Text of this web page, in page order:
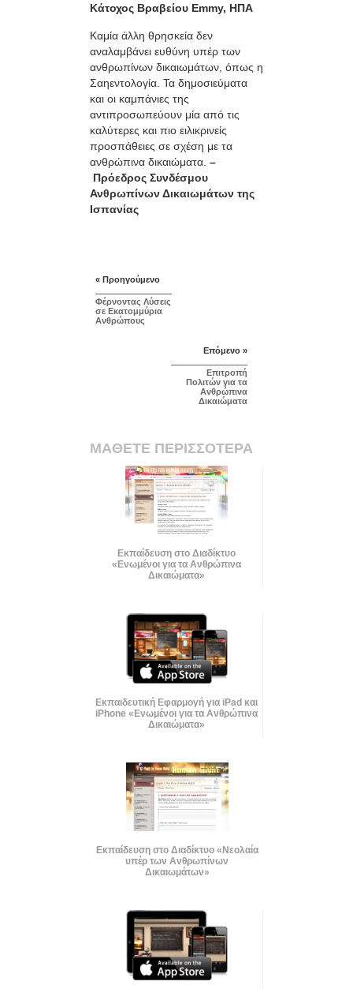
Κάτοχος Βραβείου Emmy, ΗΠΑ
Καμία άλλη θρησκεία δεν
αναλαμβάνει ευθύνη υπέρ των
ανθρωπίνων δικαιωμάτων, όπως η
Σαηεντολογία. Τα δημοσιεύματα
και οι καμπάνιες της
αντιπροσωπεύουν μία από τις
καλύτερες και πιο ειλικρινείς
προσπάθειες σε σχέση με τα
ανθρώπινα δικαιώματα. –
Πρόεδρος Συνδέσμου
Ανθρωπίνων Δικαιωμάτων της
Ισπανίας
« Προηγούμενο
Φέρνοντας Λύσεις
σε Εκατομμύρια
Ανθρώπους
Επόμενο »
Επιτροπή
Πολιτών για τα
Ανθρώπινα
Δικαιώματα
ΜΑΘΕΤΕ ΠΕΡΙΣΣΟΤΕΡΑ
Εκπαίδευση στο Διαδίκτυο
«Ενωμένοι για τα Ανθρώπινα
Δικαιώματα»
Εκπαιδευτική Εφαρμογή για iPad και
iPhone «Ενωμένοι για τα Ανθρώπινα
Δικαιώματα»
Εκπαίδευση στο Διαδίκτυο «Νεολαία
υπέρ των Ανθρωπίνων
Δικαιωμάτων»